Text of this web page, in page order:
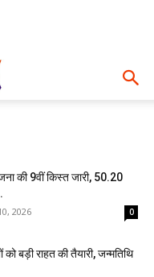
की 9वीं किस्त जारी, 50.20
2026 0
को बड़ी राहत की तैयारी, जन्मतिथि